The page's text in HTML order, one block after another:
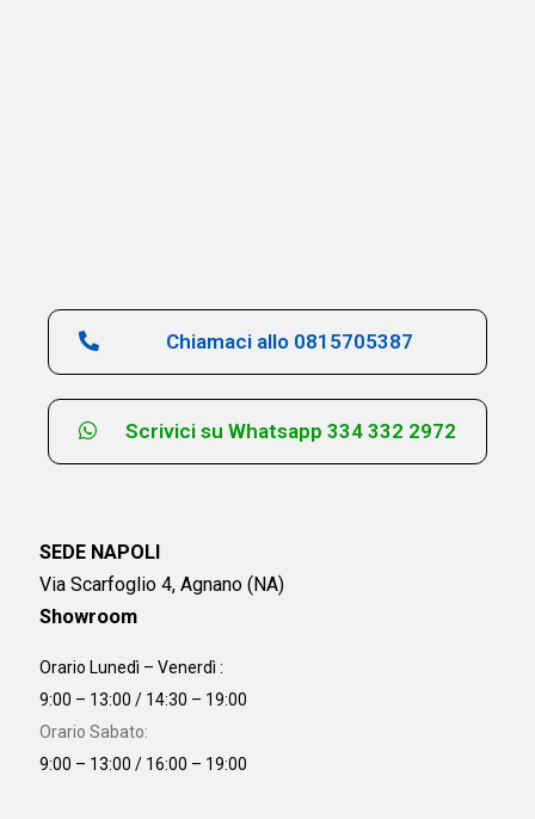
Chiamaci allo 0815705387
Scrivici su Whatsapp 334 332 2972
SEDE NAPOLI
Via Scarfoglio 4, Agnano (NA)
Showroom
Orario Lunedì – Venerdì :
9:00 – 13:00 / 14:30 – 19:00
Orario Sabato:
9:00 – 13:00 / 16:00 – 19:00